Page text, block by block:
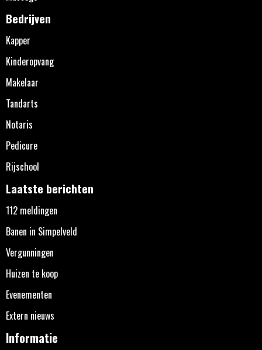
Bedrijven
Kapper
Kinderopvang
Makelaar
Tandarts
Notaris
Pedicure
Rijschool
Laatste berichten
112 meldingen
Banen in Simpelveld
Vergunningen
Huizen te koop
Evenementen
Extern nieuws
Informatie